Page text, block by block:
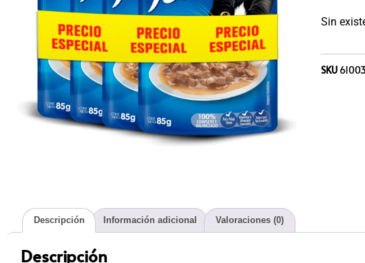
Sin
SKU
Descripción Información adicional Valoraciones (0)
Descripción